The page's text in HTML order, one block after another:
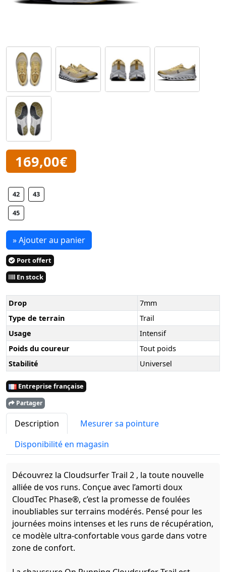
169,00€
42 43
45
» Ajouter au panier
Port offert
En stock
Drop
7mm
Type de terrain
Trail
Usage
Intensif
Poids du coureur
Tout poids
Stabilité
Universel
Entreprise française
Partager
Description
Mesurer sa pointure
Disponibilité en magasin
Découvrez la Cloudsurfer Trail 2 , la toute nouvelle
alliée de vos runs. Conçue avec l’amorti doux
CloudTec Phase®, c’est la promesse de foulées
inoubliables sur terrains modérés. Pensé pour les
journées moins intenses et les runs de récupération,
ce modèle ultra-confortable vous garde dans votre
zone de confort.